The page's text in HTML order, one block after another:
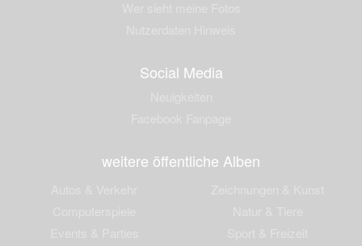
Social Media
weitere öffentliche Alben